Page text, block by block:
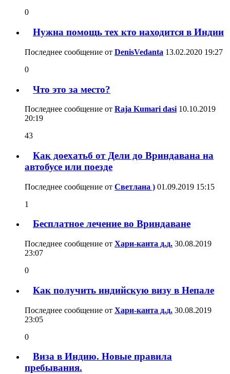
0
Нужна помощь тех кто находится в Индии
Последнее сообщение от DenisVedanta 13.02.2020 19:27
0
Что это за место?
Последнее сообщение от Raja Kumari dasi 10.10.2019
20:19
43
Как доехатьб от Дели до Вриндавана на
автобусе или поезде
Последнее сообщение от Светлана ) 01.09.2019 15:15
1
Бесплатное лечение во Вриндаване
Последнее сообщение от Хари-канта д.д. 30.08.2019
23:07
0
Как получить индийскую визу в Непале
Последнее сообщение от Хари-канта д.д. 30.08.2019
23:05
0
Виза в Индию. Новые правила
пребывания.